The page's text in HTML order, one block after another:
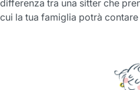
differenza tra una sitter che
cui la tua famiglia potrà contare